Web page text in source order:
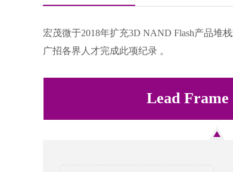
宏茂微于2018年扩充3D NAND Flash产品堆
广招各界人才完成此项纪录 。
Lead